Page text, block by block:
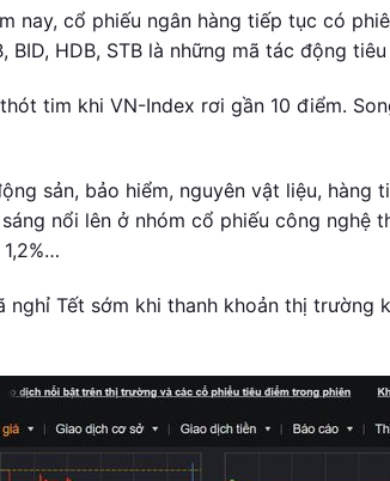
nay, cổ phiếu ngân hàng tiếp tục có
BID, HDB, STB là những mã tác động
tim khi VN-Index rơi gần 10 điểm.
sản, bảo hiểm, nguyên vật liệu, hàng
nổi lên ở nhóm cổ phiếu công nghệ
nghỉ Tết sớm khi thanh khoản thị trường